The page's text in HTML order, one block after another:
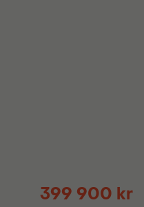
399 900 kr